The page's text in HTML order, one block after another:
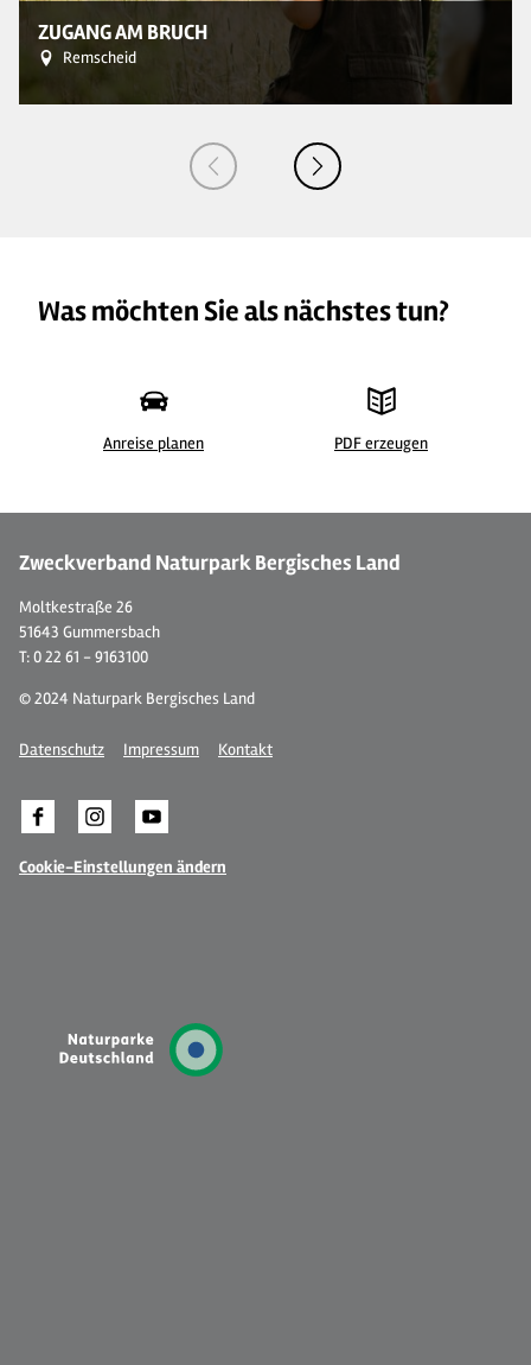
ZUGANG AM BRUCH
Remscheid
Was möchten Sie als nächstes tun?
Anreise planen PDF erzeugen
Zweckverband Naturpark Bergisches Land
Moltkestraße 26
51643 Gummersbach
T: 0 22 61 - 9163100
© 2024 Naturpark Bergisches Land
Datenschutz Impressum Kontakt
Cookie-Einstellungen ändern